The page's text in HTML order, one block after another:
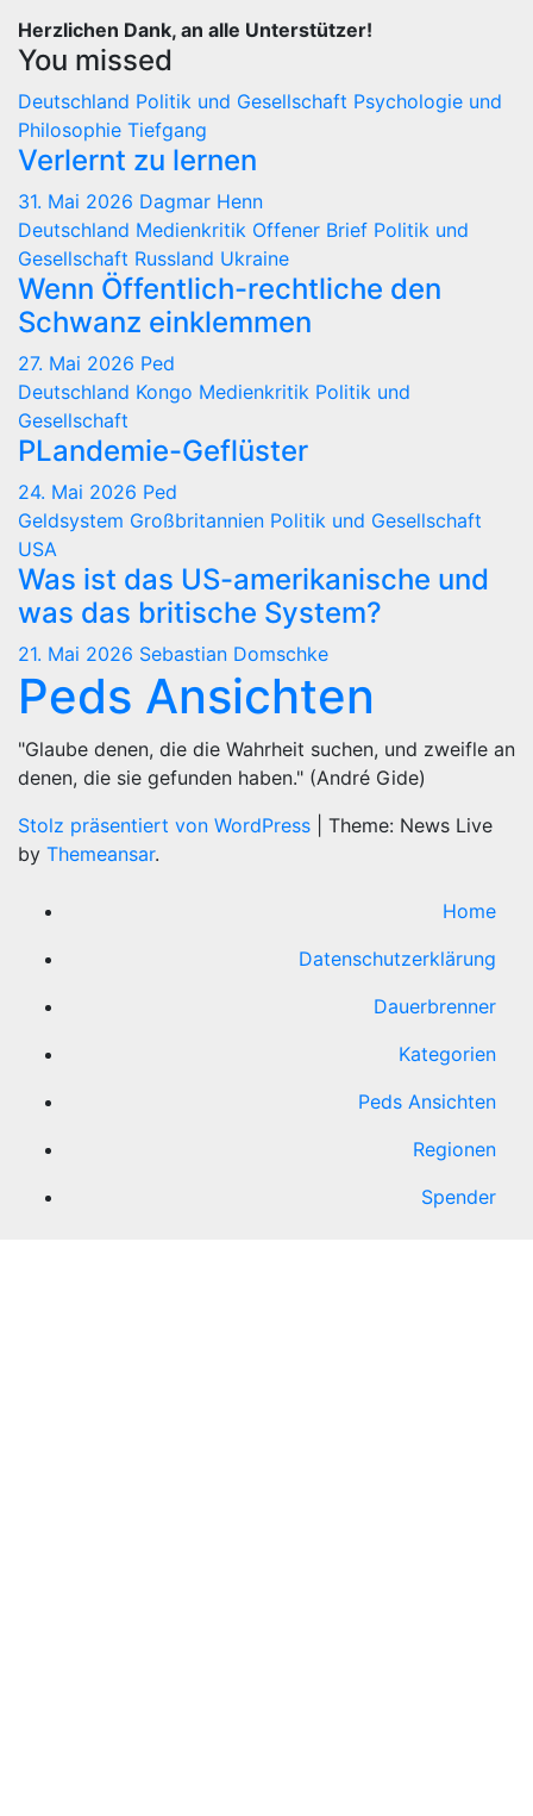
Herzlichen Dank, an alle Unterstützer!
You missed
Deutschland Politik und Gesellschaft Psychologie und
Philosophie Tiefgang
Verlernt zu lernen
31. Mai 2026 Dagmar Henn
Deutschland Medienkritik Offener Brief Politik und
Gesellschaft Russland Ukraine
Wenn Öffentlich-rechtliche den
Schwanz einklemmen
27. Mai 2026 Ped
Deutschland Kongo Medienkritik Politik und
Gesellschaft
PLandemie-Geflüster
24. Mai 2026 Ped
Geldsystem Großbritannien Politik und Gesellschaft
USA
Was ist das US-amerikanische und
was das britische System?
21. Mai 2026 Sebastian Domschke
Peds Ansichten
"Glaube denen, die die Wahrheit suchen, und zweifle an
denen, die sie gefunden haben." (André Gide)
Stolz präsentiert von WordPress
Theme: News Live
by Themeansar.
Home
Datenschutzerklärung
Dauerbrenner
Kategorien
Peds Ansichten
Regionen
Spender